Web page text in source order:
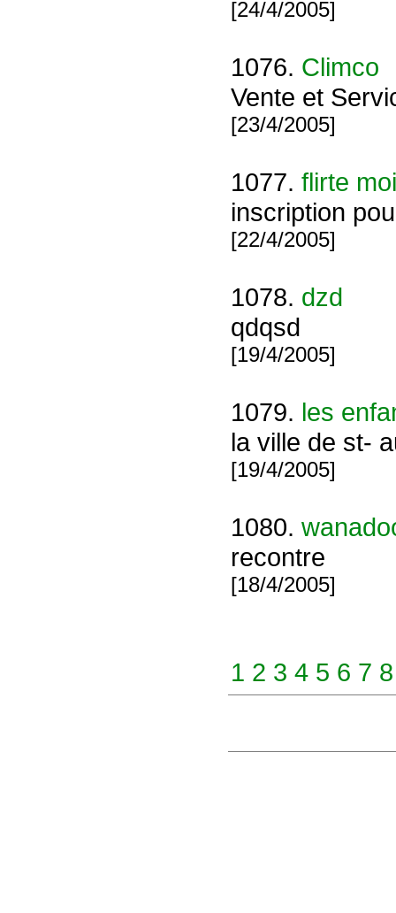
[24/4/2005]
1076. Climco
Vente et
[23/4/2005]
1077. flirte moi
inscription
[22/4/2005]
1078. dzd
qdqsd
[19/4/2005]
1079. les
la ville de st-
[19/4/2005]
1080.
recontre
[18/4/2005]
1 2 3 4 5 6 7 8